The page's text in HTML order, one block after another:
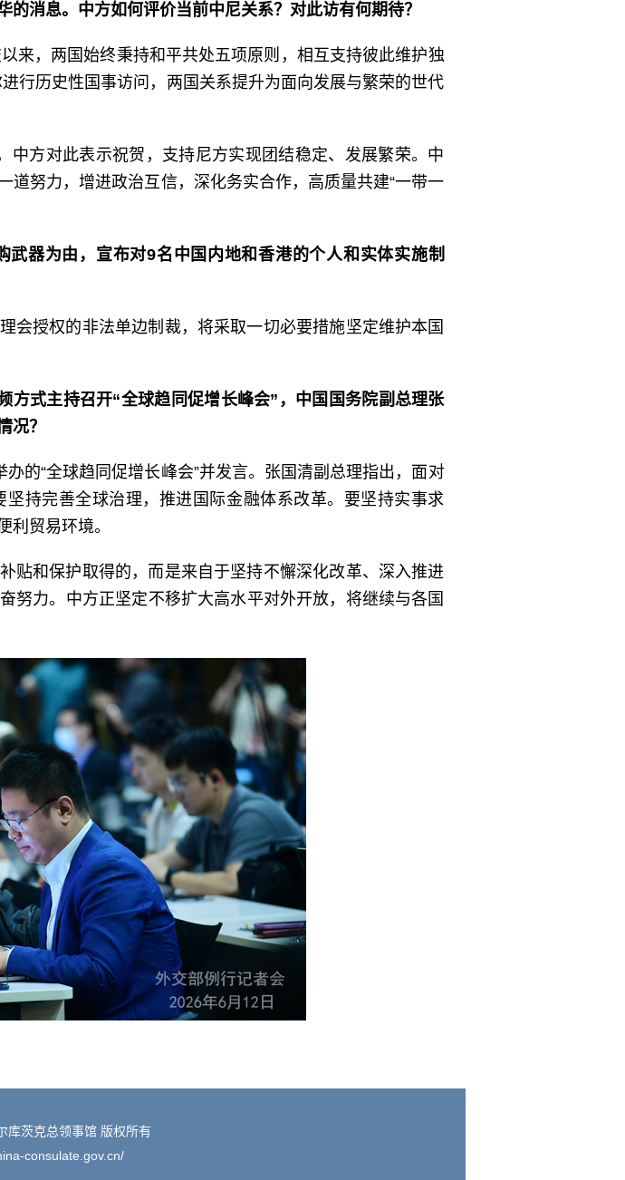
的消息。中方如何评价当前中尼关系？对此访有何期待？
来，两国始终秉持和平共处五项原则，相互支持彼此维护独
行历史性国事访问，两国关系提升为面向发展与繁荣的世代
方对此表示祝贺，支持尼方实现团结稳定、发展繁荣。中
努力，增进政治互信，深化务实合作，高质量共建“一带一
器为由，宣布对9名中国内地和香港的个人和实体实施制
会授权的非法单边制裁，将采取一切必要措施坚定维护本国
方式主持召开“全球趋同促增长峰会”，中国国务院副总理张
况？
的“全球趋同促增长峰会”并发言。张国清副总理指出，面对
持完善全球治理，推进国际金融体系改革。要坚持实事求
利贸易环境。
贴和保护取得的，而是来自于坚持不懈深化改革、深入推进
努力。中方正坚定不移扩大高水平对外开放，将继续与各国
库茨克总领事馆 版权所有
consulate.gov.cn/